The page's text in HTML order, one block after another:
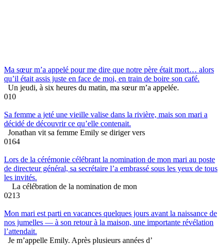
Ma sœur m’a appelé pour me dire que notre père était mort… alors
qu’il était assis juste en face de moi, en train de boire son café.
Un jeudi, à six heures du matin, ma sœur m’a appelée.
010
Sa femme a jeté une vieille valise dans la rivière, mais son mari a
décidé de découvrir ce qu’elle contenait.
Jonathan vit sa femme Emily se diriger vers
0164
Lors de la cérémonie célébrant la nomination de mon mari au poste
de directeur général, sa secrétaire l’a embrassé sous les yeux de tous
les invités.
La célébration de la nomination de mon
0213
Mon mari est parti en vacances quelques jours avant la naissance de
nos jumelles — à son retour à la maison, une importante révélation
l’attendait.
Je m’appelle Emily. Après plusieurs années d’